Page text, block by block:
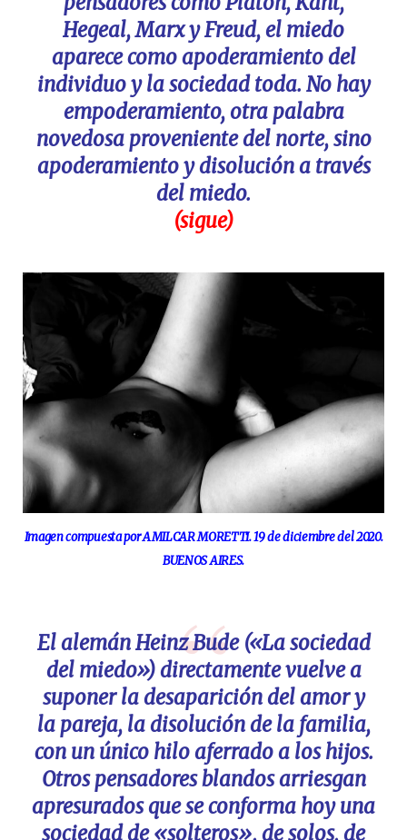
Hegeal, Marx y Freud, el miedo
aparece como apoderamiento del
individuo y la sociedad toda. No hay
empoderamiento, otra palabra
novedosa proveniente del norte, sino
apoderamiento y disolución a través
del miedo.
(sigue)
Imagen compuesta por AMILCAR MORETTI. 19 de diciembre del 2020.
BUENOS AIRES.
El alemán Heinz Bude («La sociedad
del miedo») directamente vuelve a
suponer la desaparición del amor y
la pareja, la disolución de la familia,
con un único hilo aferrado a los hijos.
Otros pensadores blandos arriesgan
apresurados que se conforma hoy una
sociedad de «solteros», de solos, de